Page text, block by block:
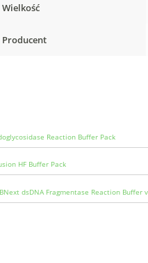
Wielkość
Producent
Reaction Buffer Pack
HF Buffer Pack
dsDNA Fragmentase Reaction Buffer